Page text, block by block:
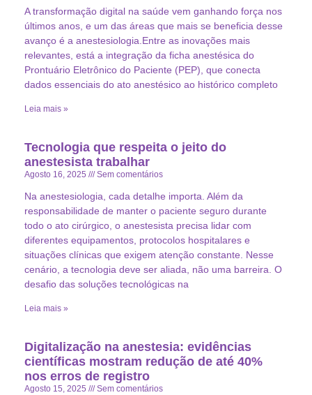
A transformação digital na saúde vem ganhando força nos
últimos anos, e um das áreas que mais se beneficia desse
avanço é a anestesiologia.Entre as inovações mais
relevantes, está a integração da ficha anestésica do
Prontuário Eletrônico do Paciente (PEP), que conecta
dados essenciais do ato anestésico ao histórico completo
Leia mais »
Tecnologia que respeita o jeito do
anestesista trabalhar
Agosto 16, 2025 Sem comentários
Na anestesiologia, cada detalhe importa. Além da
responsabilidade de manter o paciente seguro durante
todo o ato cirúrgico, o anestesista precisa lidar com
diferentes equipamentos, protocolos hospitalares e
situações clínicas que exigem atenção constante. Nesse
cenário, a tecnologia deve ser aliada, não uma barreira. O
desafio das soluções tecnológicas na
Leia mais »
Digitalização na anestesia: evidências
científicas mostram redução de até 40%
nos erros de registro
Agosto 15, 2025 Sem comentários